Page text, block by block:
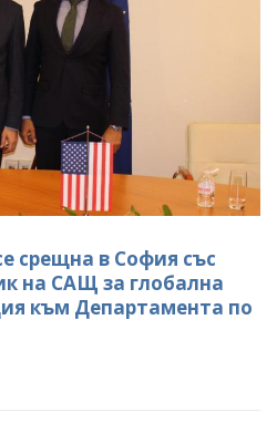
срещна в София със
на САЩ за глобална
към Департамента по